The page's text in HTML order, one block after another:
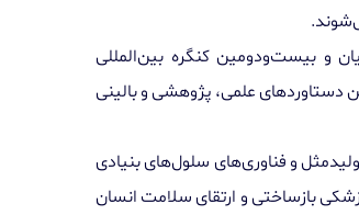
.
و بیست‌ودومین کنگره بین‌المللی
دستاوردهای علمی، پژوهشی و بالینی
و فناوری‌های سلول‌های بنیادی
بازساختی و ارتقای سلامت انسان